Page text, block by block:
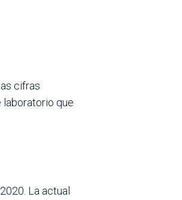
cifras
laboratorio que
La actual